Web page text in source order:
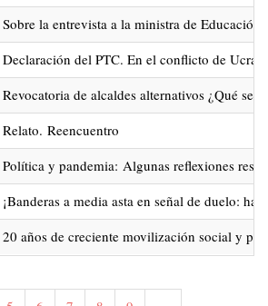
Sobre la entrevista a la ministra de
Declaración del PTC. En el conflicto de
Revocatoria de alcaldes alternativos ¿Qué se
Relato. Reencuentro
Política y pandemia: Algunas reflexiones
¡Banderas a media asta en señal de duelo:
20 años de creciente movilización social y